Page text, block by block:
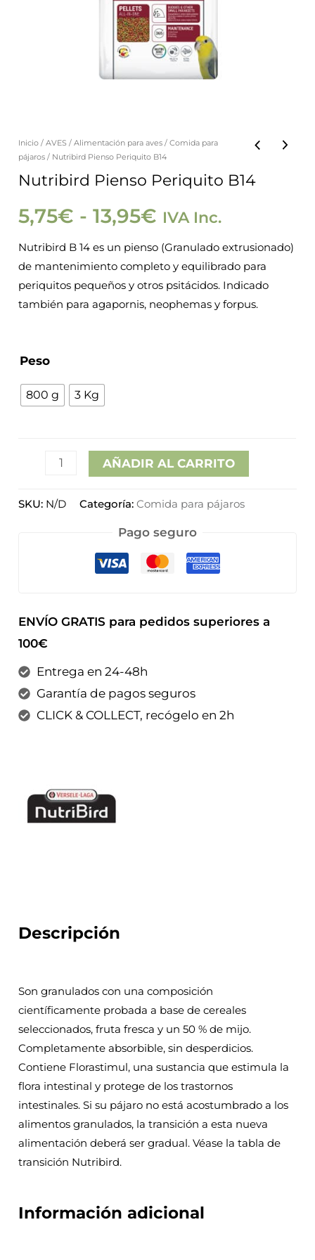
Inicio /AVES /Alimentación para aves /Comida para
pájaros / Nutribird Pienso Periquito B14
Nutribird Pienso Periquito B14
5,75€ - 13,95€
Rango
de
precios:
desde
5,75€
IVA Inc.
Nutribird B 14 es un pienso (Granulado extrusionado)
de mantenimiento completo y equilibrado para
periquitos pequeños y otros psitácidos. Indicado
también para agapornis, neophemas y forpus.
Peso
800 g 3 Kg
Nutribird
Periquito
B14
AÑADIR AL CARRITO
SKU: N/D Categoría:Comida para pájaros
Pago seguro
ENVÍO GRATIS para pedidos superiores a
100€
Entrega en 24-48h
Garantía de pagos seguros
CLICK & COLLECT, recógelo en 2h
Descripción
Son granulados con una composición
científicamente probada a base de cereales
seleccionados, fruta fresca y un 50 % de mijo.
Completamente absorbible, sin desperdicios.
Contiene Florastimul, una sustancia que estimula la
flora intestinal y protege de los trastornos
intestinales. Si su pájaro no está acostumbrado a los
alimentos granulados, la transición a esta nueva
alimentación deberá ser gradual. Véase la tabla de
transición Nutribird.
Información adicional